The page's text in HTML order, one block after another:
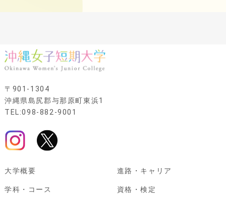
〒901-1304
沖縄県島尻郡与那原町東浜1
TEL:098-882-9001
大学概要
学科・コース
進路・キャリア
資格・検定